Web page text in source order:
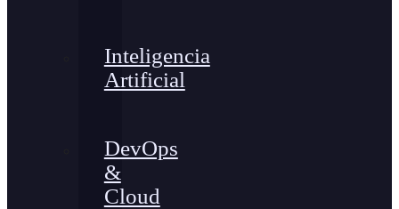
Inteligencia
Artificial
DevOps
&
Cloud